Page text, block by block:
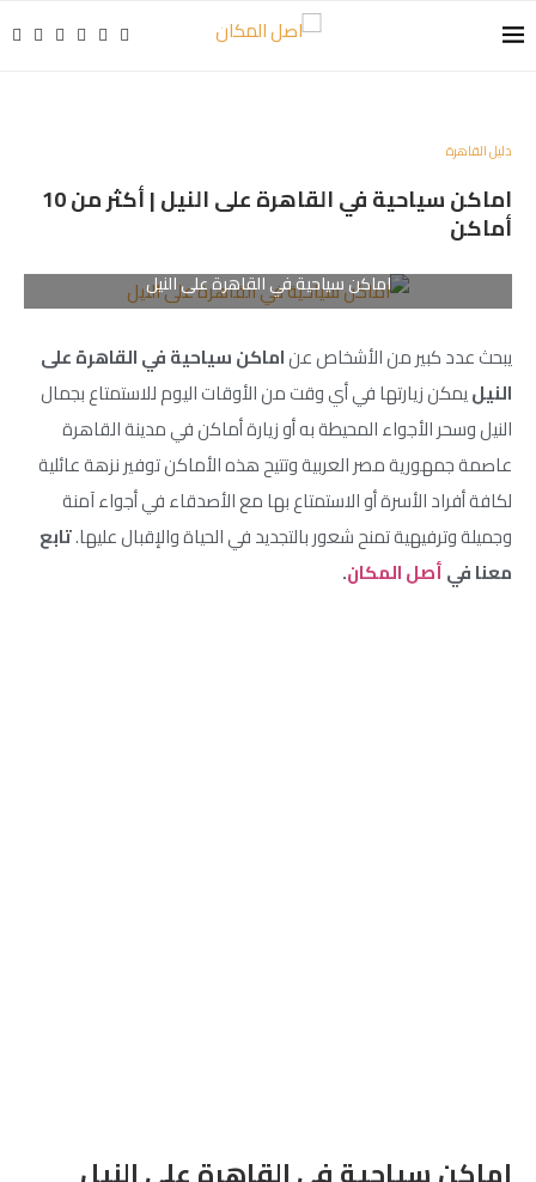
دليل القاهرة
اماكن سياحية في القاهرة على النيل | أكثر من 10
أماكن
اماكن سياحية في القاهرة على النيل
يبحث عدد كبير من الأشخاص عناماكن سياحية في القاهرة على
النيليمكن زيارتها في أي وقت من الأوقات اليوم للاستمتاع بجمال
النيل وسحر الأجواء المحيطة به أو زيارة أماكن في مدينة القاهرة
عاصمة جمهورية مصر العربية وتتيح هذه الأماكن توفير نزهة عائلية
لكافة أفراد الأسرة أو الاستمتاع بها مع الأصدقاء في أجواء آمنة
وجميلة وترفيهية تمنح شعور بالتجديد في الحياة والإقبال عليها.تابع
معنا فيأصل المكان.